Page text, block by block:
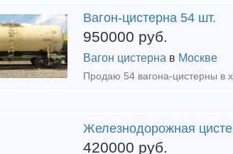
Вагон-цистерна 54 шт.
950000 руб.
Вагон цистерна в Москве
Железнодорожная
420000 руб.